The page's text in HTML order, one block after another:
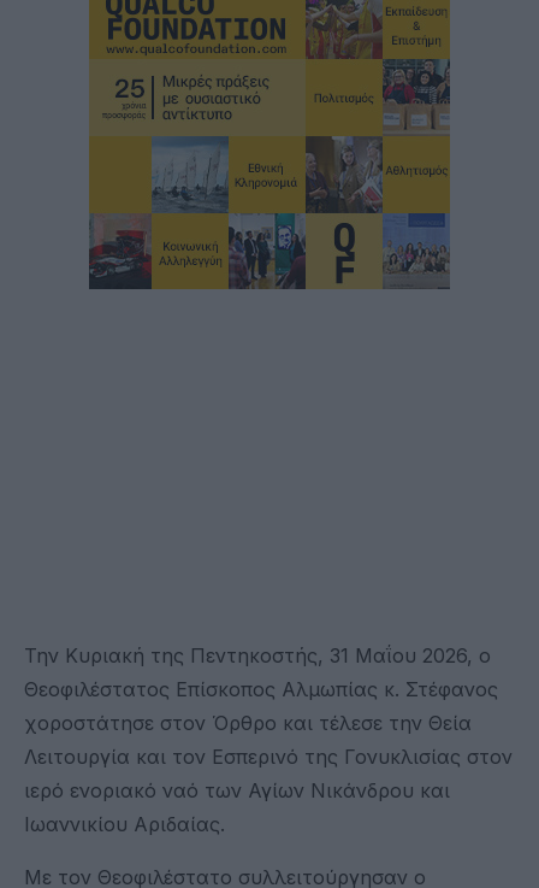
Την Κυριακή της Πεντηκοστής, 31 Μαΐου 2026, ο
Θεοφιλέστατος Επίσκοπος Αλμωπίας κ. Στέφανος
χοροστάτησε στον Όρθρο και τέλεσε την Θεία
Λειτουργία και τον Εσπερινό της Γονυκλισίας στον
ιερό ενοριακό ναό των Αγίων Νικάνδρου και
Ιωαννικίου Αριδαίας.
Με τον Θεοφιλέστατο συλλειτούργησαν ο